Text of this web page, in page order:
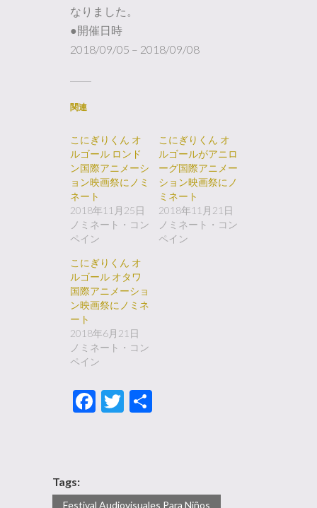
なりました。
●開催日時
2018/09/05 – 2018/09/08
関連
こにぎりくん オ
ルゴール ロンド
ン国際アニメーシ
ョン映画祭にノミ
ネート
2018年11月25日
ノミネート・コン
ペイン
こにぎりくん オ
ルゴールがアニロ
ーグ国際アニメー
ション映画祭にノ
ミネート
2018年11月21日
ノミネート・コン
ペイン
こにぎりくん オ
ルゴール オタワ
国際アニメーショ
ン映画祭にノミネ
ート
2018年6月21日
ノミネート・コン
ペイン
Facebook
Twitter
Tags:
Festival Audiovisuales Para Niños